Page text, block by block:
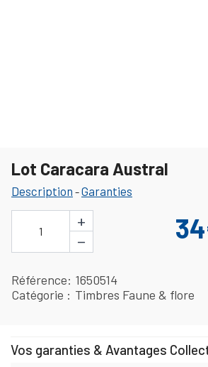
Lot Caracara Austral
Description -Garanties
1
+
−
Référence 1650514
Catégorie
Timbres Faune & flore
Vos garanties & Avantages